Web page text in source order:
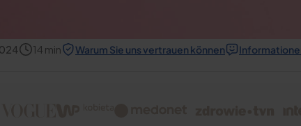
14 min Warum Sie uns vertrauen können